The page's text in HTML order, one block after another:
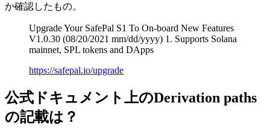
か確認したもの。
Upgrade Your SafePal S1 To On-board New Features
V1.0.30 (08/20/2021 mm/dd/yyyy) 1. Supports Solana
mainnet, SPL tokens and DApps
https://safepal.io/upgrade
公式ドキュメント上のDerivation paths
の記載は？